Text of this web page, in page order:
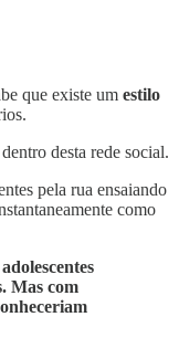
que existe um estilo
dentro desta rede social.
pela rua ensaiando
como
Mas com